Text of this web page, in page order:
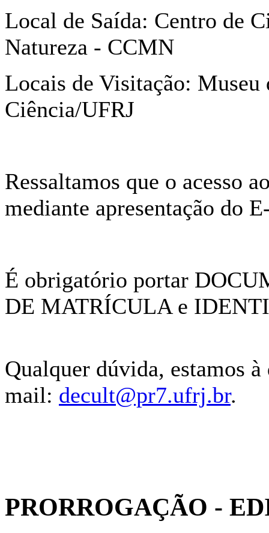
Local de Saída: Centro de
Natureza - CCMN
Locais de Visitação: Museu
Ciência/UFRJ
Ressaltamos que o acesso
mediante apresentação do
É obrigatório portar
DE MATRÍCULA e
Qualquer dúvida, estamos
mail: decult@pr7.ufrj.br.
PRORROGAÇÃO -